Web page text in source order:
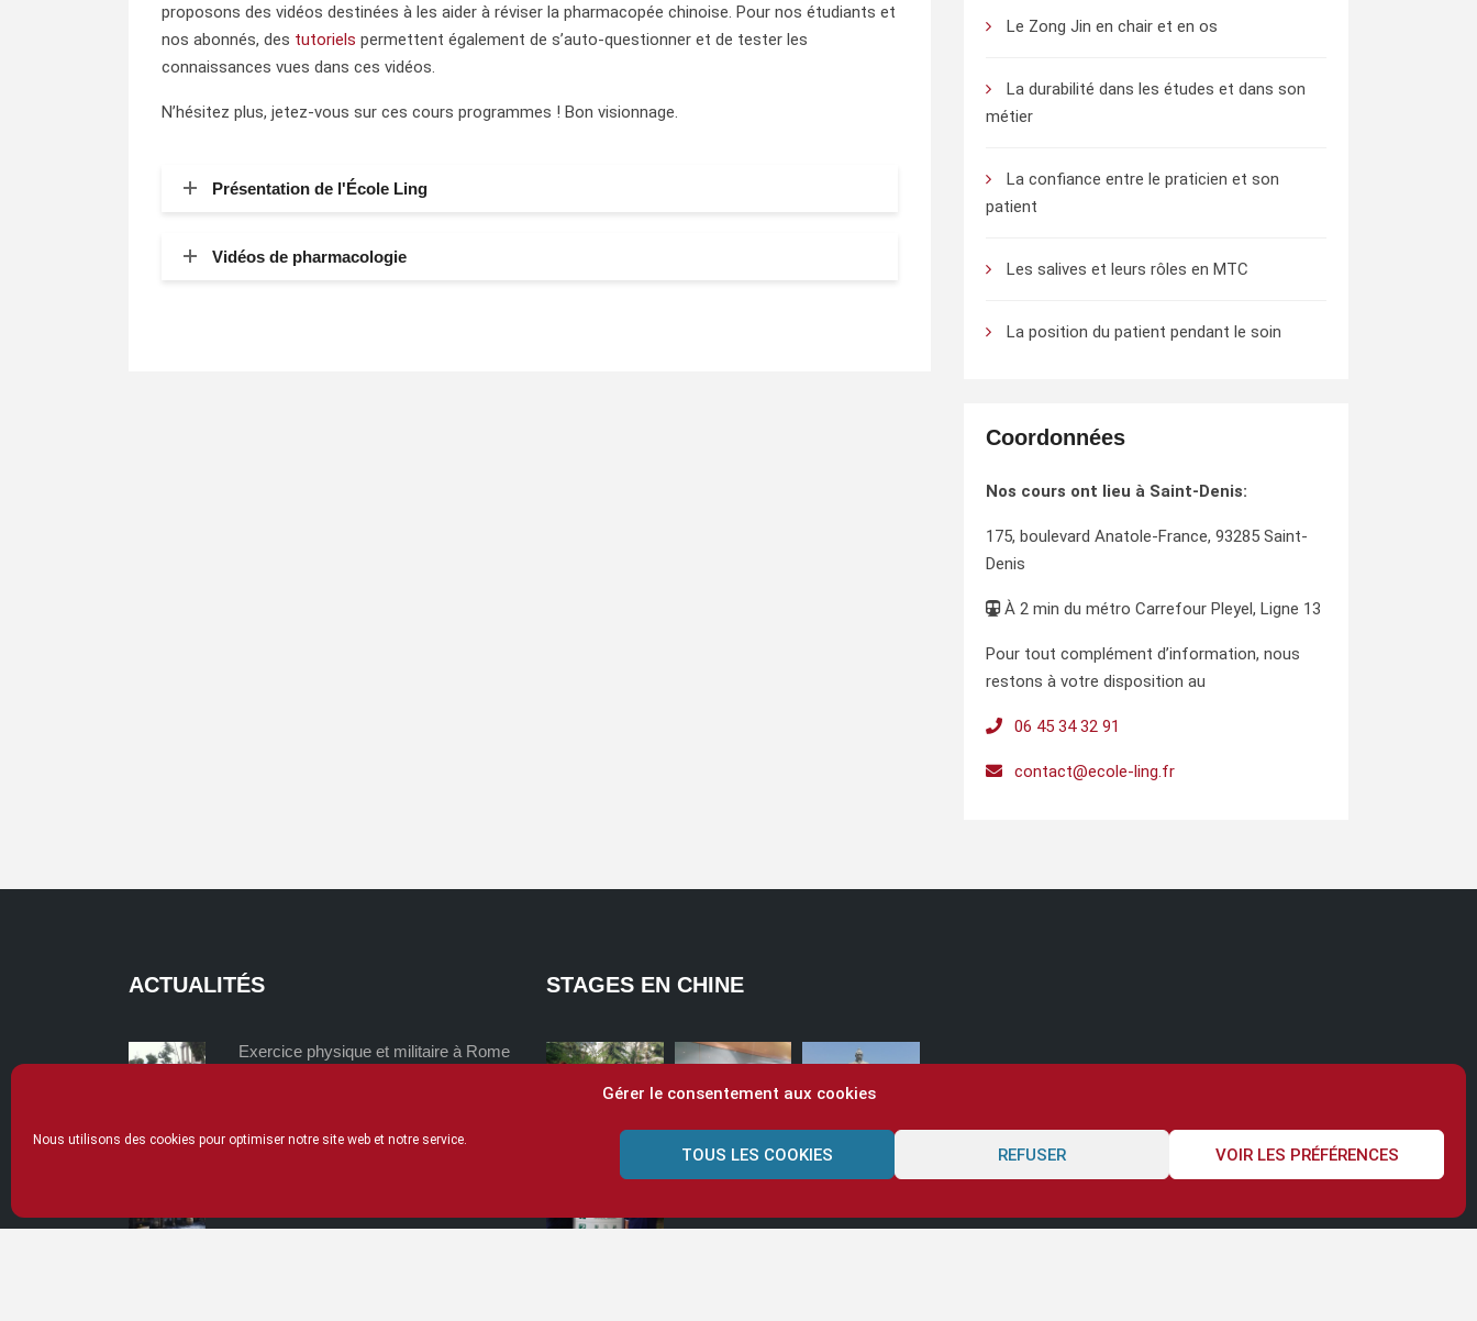
Gérer le consentement aux cookies
Nous utilisons des cookies pour optimiser notre site web et notre service.
TOUS LES COOKIES REFUSER VOIR LES PRÉFÉRENCES
proposons des vidéos destinées à les aider à réviser la pharmacopée chinoise. Pour nos étudiants et
nos abonnés, des tutoriels permettent également de s’auto-questionner et de tester les
connaissances vues dans ces vidéos.
N’hésitez plus, jetez-vous sur ces cours programmes ! Bon visionnage.
Présentation de l'École Ling
Vidéos de pharmacologie
Le Zong Jin en chair et en os
La durabilité dans les études et dans son
métier
La confiance entre le praticien et son
patient
Les salives et leurs rôles en MTC
La position du patient pendant le soin
Coordonnées
Nos cours ont lieu à Saint-Denis:
175, boulevard Anatole-France, 93285 Saint-
Denis
À 2 min du métro Carrefour Pleyel, Ligne 13
Pour tout complément d’information, nous
restons à votre disposition au
06 45 34 32 91
contact@ecole-ling.fr
ACTUALITÉS
Exercice physique et militaire à Rome
et en Chine
STAGES EN CHINE